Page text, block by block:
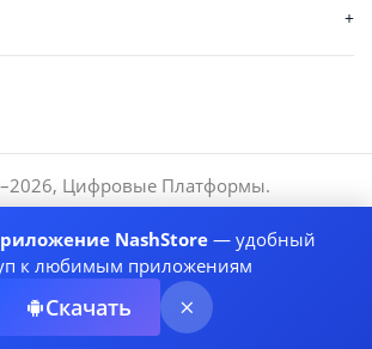
2026, Цифровые Платформы.
системы
NashStore— удобный
к любимым приложениям
Скачать